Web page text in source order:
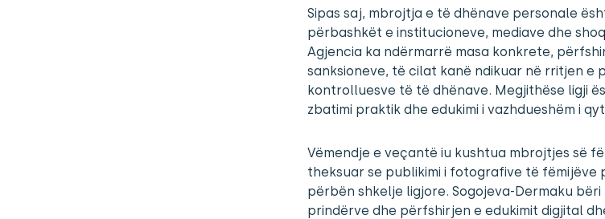
Sipas saj, mbrojtja e të dhënave personale
përbashkët e institucioneve, mediave dhe
Agjencia ka ndërmarrë masa konkrete,
sanksioneve, të cilat kanë ndikuar në rritjen e
kontrolluesve të të dhënave. Megjithëse ligji
zbatimi praktik dhe edukimi i vazhdueshëm i
Vëmendje e veçantë iu kushtua mbrojtjes së
theksuar se publikimi i fotografive të fëmijëve
përbën shkelje ligjore. Sogojeva-Dermaku
prindërve dhe përfshirjen e edukimit digjital